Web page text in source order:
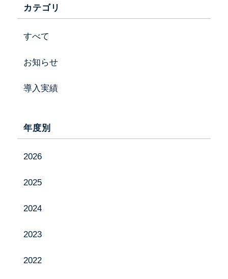
採用情報
お問い合わせ
カテゴリ
すべて
お知らせ
導入実績
年度別
2026
2025
2024
2023
2022